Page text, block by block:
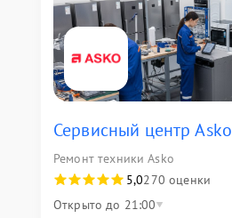
Сервисный центр Asko
Ремонт техники Asko
5,0270 оценки
Открыто до 21:00